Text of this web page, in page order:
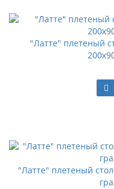
"Латте" плетеный
"Латте" плетеный